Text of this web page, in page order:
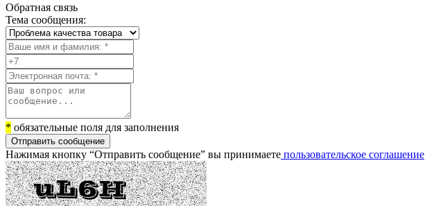
Обратная связь
Тема сообщения:
* обязательные поля для заполнения
Отправить сообщение
Нажимая кнопку “Отправить сообщение” вы принимаете пользовательское соглашение